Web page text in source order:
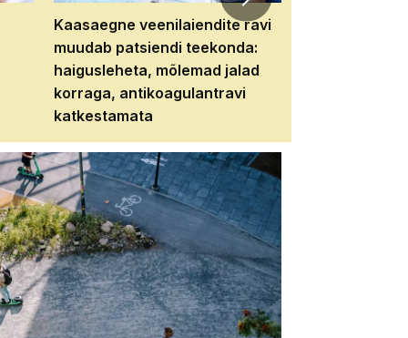
Kaasaegne veenilaiendite ravi
muudab patsiendi teekonda:
haigusleheta, mõlemad jalad
korraga, antikoagulantravi
katkestamata